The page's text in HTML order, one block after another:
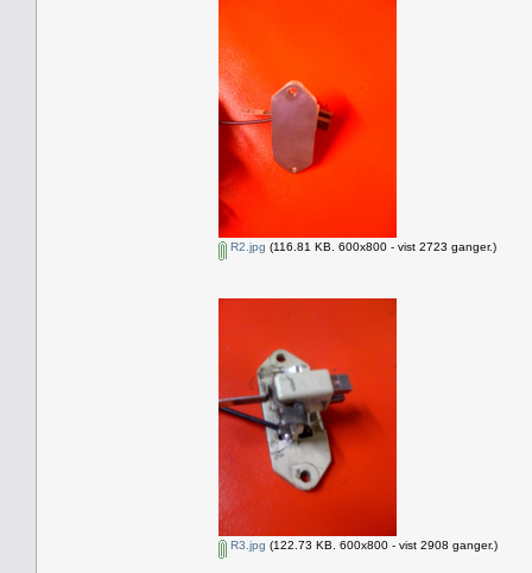
R2.jpg (116.81 KB. 600x800 - vist 2723 ganger.)
R3.jpg (122.73 KB. 600x800 - vist 2908 ganger.)